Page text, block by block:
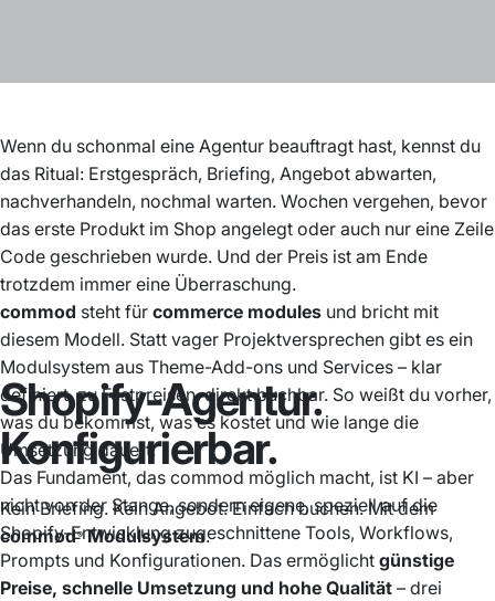
Shopify-Agentur.
Konfigurierbar.
Kein Briefing. Kein Angebot. Einfach buchen. Mit dem
commod®Modulsystem.
Wenn du schonmal eine Agentur beauftragt hast, kennst du
das Ritual: Erstgespräch, Briefing, Angebot abwarten,
nachverhandeln, nochmal warten. Wochen vergehen, bevor
das erste Produkt im Shop angelegt oder auch nur eine Zeile
Code geschrieben wurde. Und der Preis ist am Ende
trotzdem immer eine Überraschung.
commod steht für commerce modules und bricht mit
diesem Modell. Statt vager Projektversprechen gibt es ein
Modulsystem aus Theme-Add-ons und Services – klar
definiert, zu Festpreisen, direkt buchbar. So weißt du vorher,
was du bekommst, was es kostet und wie lange die
Umsetzung dauert.
Das Fundament, das commod möglich macht, ist KI – aber
nicht von der Stange, sondern eigene, speziell auf die
Shopify-Entwicklung zugeschnittene Tools, Workflows,
Prompts und Konfigurationen. Das ermöglicht günstige
Preise, schnelle Umsetzung und hohe Qualität – drei